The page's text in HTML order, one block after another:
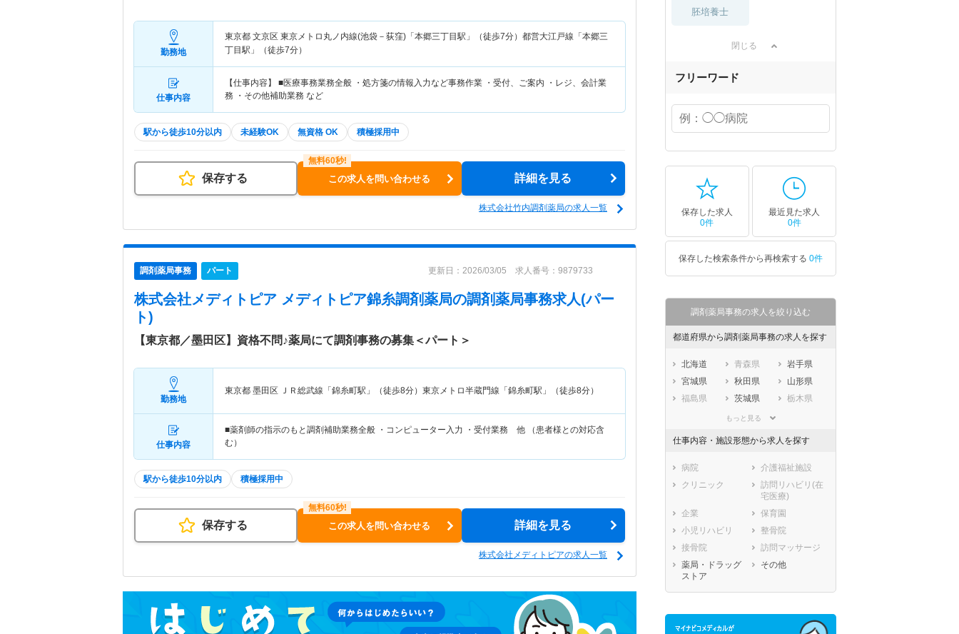
勤務地
東京都 文京区 東京メトロ丸ノ内線(池袋－荻窪)「本郷三丁目駅」（徒歩7分）都営大江戸線「本郷三
丁目駅」（徒歩7分）
仕事内容
【仕事内容】 ■医療事務業務全般 ・処方箋の情報入力など事務作業 ・受付、ご案内 ・レジ、会計業
務 ・その他補助業務 など
駅から徒歩10分以内 未経験OK 無資格 OK 積極採用中
保存する この求人を問い合わせる 詳細を見る
株式会社竹内調剤薬局の求人一覧
調剤薬局事務 パート 更新日：2026/03/05 求人番号：9879733
株式会社メディトピア メディトピア錦糸調剤薬局の調剤薬局事務求人(パー
ト)
【東京都／墨田区】資格不問♪薬局にて調剤事務の募集＜パート＞
勤務地
東京都 墨田区 ＪＲ総武線「錦糸町駅」（徒歩8分）東京メトロ半蔵門線「錦糸町駅」（徒歩8分）
仕事内容
■薬剤師の指示のもと調剤補助業務全般 ・コンピューター入力 ・受付業務 他 （患者様との対応含
む）
駅から徒歩10分以内 積極採用中
保存する この求人を問い合わせる 詳細を見る
株式会社メディトピアの求人一覧
胚培養士
閉じる
フリーワード
保存した求人
0件
最近見た求人
0件
保存した検索条件から再検索する 0件
調剤薬局事務の求人を絞り込む
都道府県から調剤薬局事務の求人を探す
北海道 青森県
岩手県
宮城県
秋田県
山形県
福島県
茨城県
栃木県
埼玉県
石川県
福井県
岐阜県
静岡県
愛知県
三重県
大阪府
兵庫県
奈良県
鳥取県
島根県
広島県
山口県
徳島県
香川県
愛媛県
もっと見る
仕事内容・施設形態から求人を探す
病院
介護福祉施設
クリニック
訪問リハビリ(在
宅医療)
企業
保育園
小児リハビリ
整骨院
接骨院
訪問マッサージ
薬局・ドラッグ
ストア
その他